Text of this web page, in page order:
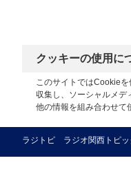
クッキーの使用に
このサイトではCookie
収集し、ソーシャルメデ
他の情報を組み合わせて
ラジトピ ラジオ関西トピッ